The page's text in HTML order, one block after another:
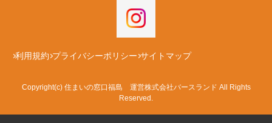
利用規約 プライバシーポリシー サイトマップ
Copyright(c) 住まいの窓口福島 運営株式会社バースランド All Rights
Reserved.